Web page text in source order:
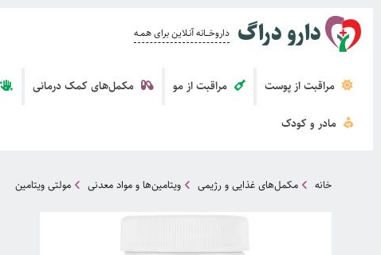
دارو دراگ داروخــــانه آنــلاین برای همــه
مراقبت از پوست مراقبت از مو مکمل‌های کمک درمانی
مادر و کودک
خانه مکمل‌های غذایی و رژیمی ویتامین‌ها و مواد معدنی مولتی ویتامین